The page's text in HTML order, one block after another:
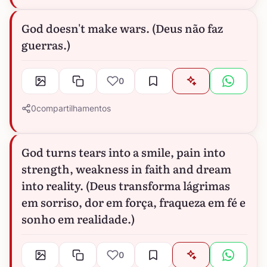
God doesn't make wars. (Deus não faz
guerras.)
0
0compartilhamentos
God turns tears into a smile, pain into
strength, weakness in faith and dream
into reality. (Deus transforma lágrimas
em sorriso, dor em força, fraqueza em fé e
sonho em realidade.)
0